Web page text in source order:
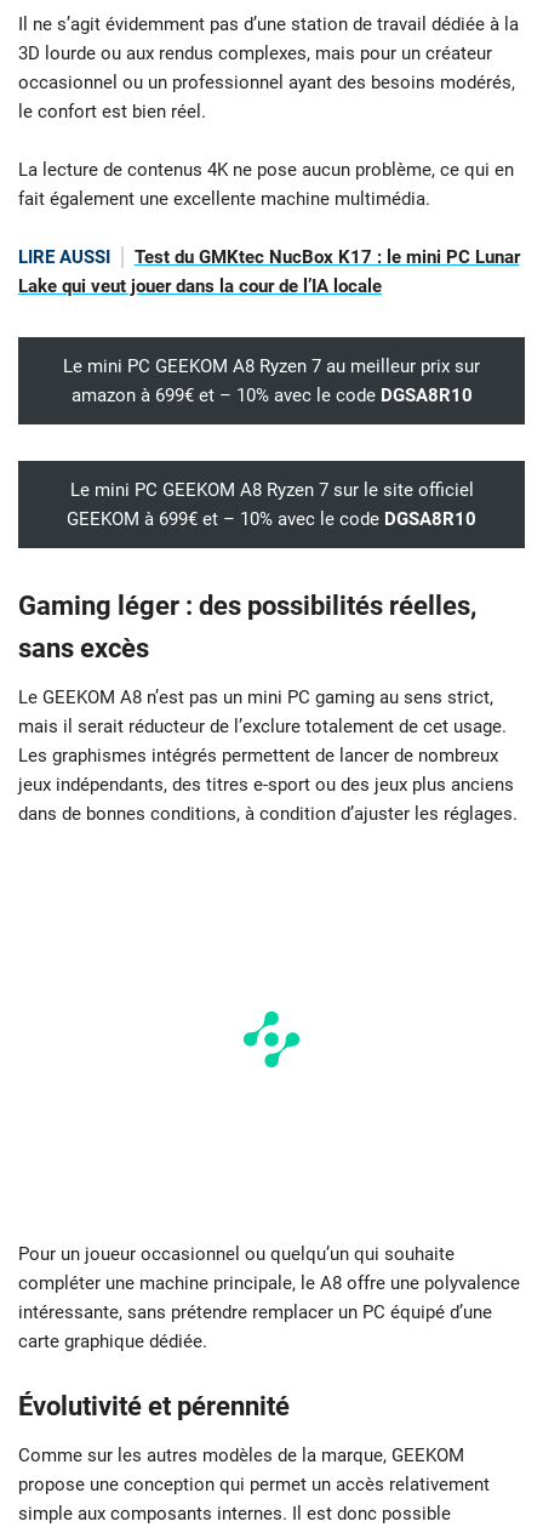
Il ne s’agit évidemment pas d’une station de travail dédiée à la
3D lourde ou aux rendus complexes, mais pour un créateur
occasionnel ou un professionnel ayant des besoins modérés,
le confort est bien réel.
La lecture de contenus 4K ne pose aucun problème, ce qui en
fait également une excellente machine multimédia.
LIRE AUSSI
Test du GMKtec NucBox K17 : le mini PC Lunar
Lake qui veut jouer dans la cour de l’IA locale
Le mini PC GEEKOM A8 Ryzen 7 au meilleur prix sur
amazon à 699€ et – 10% avec le code DGSA8R10
Le mini PC GEEKOM A8 Ryzen 7 sur le site officiel
GEEKOM à 699€ et – 10% avec le code DGSA8R10
Gaming léger : des possibilités réelles,
sans excès
Le GEEKOM A8 n’est pas un mini PC gaming au sens strict,
mais il serait réducteur de l’exclure totalement de cet usage.
Les graphismes intégrés permettent de lancer de nombreux
jeux indépendants, des titres e-sport ou des jeux plus anciens
dans de bonnes conditions, à condition d’ajuster les réglages.
Pour un joueur occasionnel ou quelqu’un qui souhaite
compléter une machine principale, le A8 offre une polyvalence
intéressante, sans prétendre remplacer un PC équipé d’une
carte graphique dédiée.
Évolutivité et pérennité
Comme sur les autres modèles de la marque, GEEKOM
propose une conception qui permet un accès relativement
simple aux composants internes. Il est donc possible